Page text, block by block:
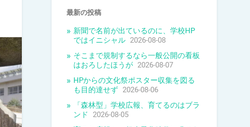
最新の投稿
新聞で名前が出ているのに、学校HP
ではイニシャル 2026-08-08
そこまで規制するなら一般公開の看板
はおろしたほうが 2026-08-07
HPからの文化祭ポスター収集を図る
も目的達せず 2026-08-06
「森林型」学校広報、育てるのはブラ
ンド
2026-08-05